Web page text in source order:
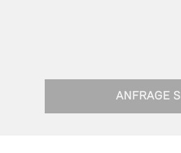
ANFRAGE